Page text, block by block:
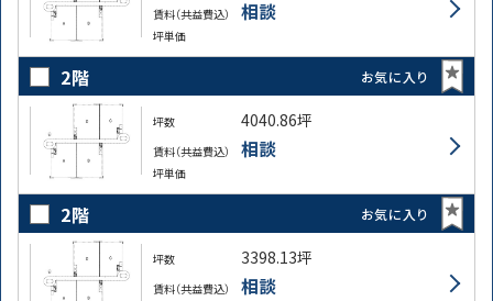
賃料（共益費込） 相談
坪単価
2階 お気に入り
坪数 4040.86坪
賃料（共益費込） 相談
坪単価
2階 お気に入り
坪数 3398.13坪
賃料（共益費込） 相談